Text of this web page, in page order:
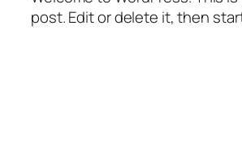
post. Edit or delete it, then